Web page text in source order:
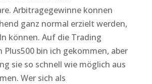
Arbitragegewinne konnen
ganz normal erzielt werden,
können. Auf die Trading
bin ich gekommen, aber
sie so schnell wie möglich aus
Wer sich als